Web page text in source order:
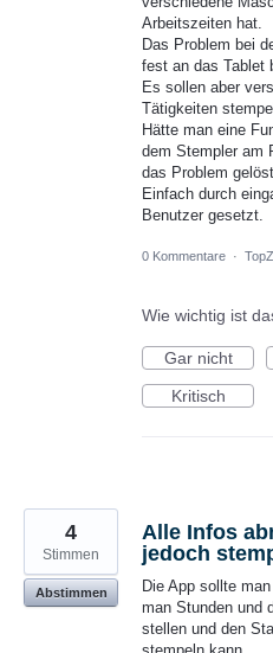
Arbeitszeiten hat.
Das Problem bei
fest an das Tablet
Es sollen aber
Tätigkeiten
Hätte man eine
dem Stempler am
das Problem
Einfach durch
Benutzer gesetzt.
0 Kommentare ·
Wie wichtig ist
Gar nicht
Kritisch
Alle Infos
jedoch
Die App sollte
man Stunden und
stellen und den
4
Stimmen
Abstimmen